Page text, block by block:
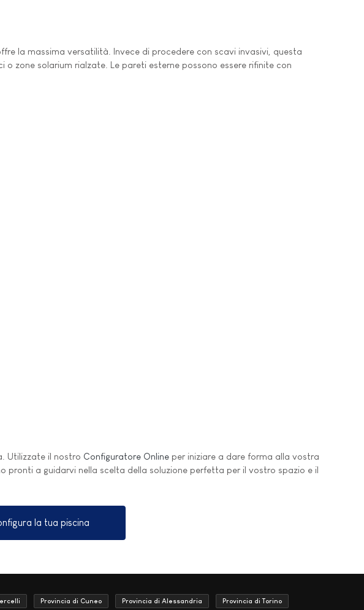
la massima versatilità. Invece di procedere con scavi invasivi, questa
zone solarium rialzate. Le pareti esterne possono essere rifinite con
Utilizzate il nostro Configuratore Online per iniziare a dare forma alla vostra
pronti a guidarvi nella scelta della soluzione perfetta per il vostro spazio e il
la tua piscina
Provincia di Cuneo Provincia di Alessandria Provincia di Torino